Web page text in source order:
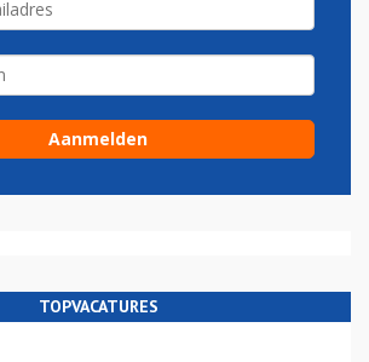
TOPVACATURES